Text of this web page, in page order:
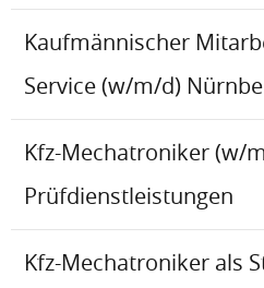
Kaufmännischer
Service (w/m/d)
Kfz-Mechatroniker (w/
Prüfdienstleistungen
Kfz-Mechatroniker als